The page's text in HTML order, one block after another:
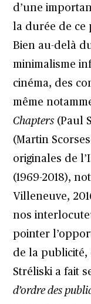
d’une
la durée de ce
Bien au-delà
minimalisme
cinéma, des
même
Chapters (Paul
(Martin
originales de
(1969-2018),
Villeneuve,
nos
pointer
de la publicité,
Stréliski a fait
d’ordre des